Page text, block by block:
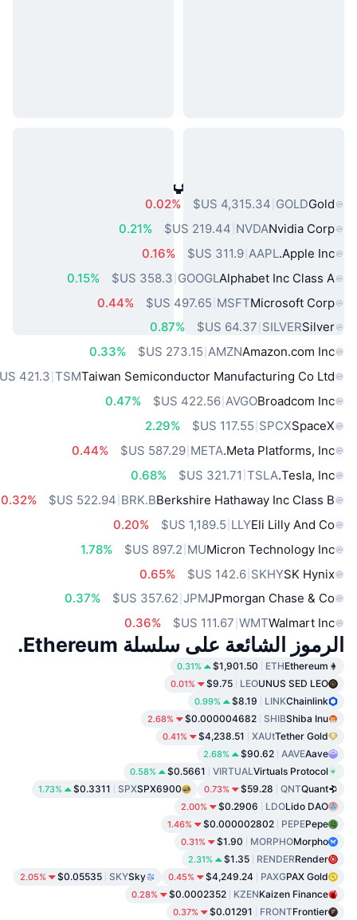
أصول العالم الحقيقي الشائعة
Gold
GOLD
0.02%
Nvidia Corp
NVDA
0.21%
Apple Inc.
AAPL
‏311.9 US$
0.16%
Alphabet Inc Class A
GOOGL
0.15%
Microsoft Corp
MSFT
0.44%
Silver
SILVER
0.87%
Amazon.com Inc
AMZN
0.33%
Taiwan Semiconductor Manufacturing Co Ltd
TSM
Broadcom Inc
AVGO
‏422.56 US$
0.47%
SpaceX
SPCX
2.29%
Meta Platforms, Inc.
META
‏587.29 US$
0.44%
Tesla, Inc.
TSLA
0.68%
Berkshire Hathaway Inc Class B
BRK.B
0.32%
Eli Lilly And Co
LLY
0.20%
Micron Technology Inc
MU
1.78%
SK Hynix
SKHY
‏142.6 US$
0.65%
JPmorgan Chase & Co
JPM
0.37%
Walmart Inc
WMT
0.36%
الرموز الشائعة على سلسلة Ethereum.
Ethereum
ETH
$1,901.50
0.31%
UNUS SED LEO
LEO
$9.75
0.01%
Chainlink
LINK
$8.19
0.99%
Shiba Inu
SHIB
$0.000004682
2.68%
Tether Gold
XAUt
$4,238.51
0.41%
Aave
AAVE
$90.62
2.68%
Virtuals Protocol
VIRTUAL
$0.5661
0.58%
Quant
QNT
$59.28
0.73%
SPX6900
SPX
$0.3311
1.73%
Lido DAO
LDO
$0.2906
2.00%
Pepe
PEPE
$0.000002802
1.46%
Morpho
MORPHO
$1.90
0.31%
Render
RENDER
$1.35
2.31%
PAX Gold
PAXG
$4,249.24
0.45%
Sky
SKY
$0.05535
2.05%
Kaizen Finance
KZEN
$0.0002352
0.28%
Frontier
FRONT
$0.01291
0.37%